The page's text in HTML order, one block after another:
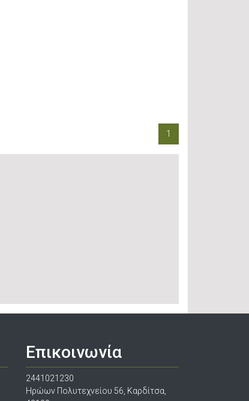
1
Επικοινωνία
2441021230
Ηρώων Πολυτεχνείου 56, Καρδίτσα,